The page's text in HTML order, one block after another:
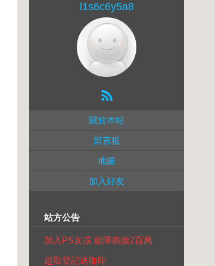
l1s6c6y5a8
關於本站
留言板
地圖
加入好友
站方公告
加入PS女孩 組隊瘋搶2百萬
超取登記送咖啡